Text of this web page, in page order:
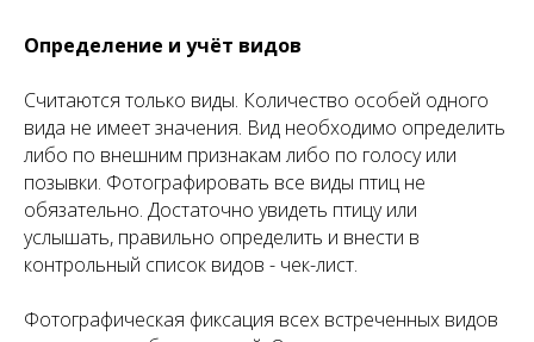
Определение и учёт видов
Считаются только виды. Количество особей одного
вида не имеет значения. Вид необходимо определить
либо по внешним признакам либо по голосу или
позывки. Фотографировать все виды птиц не
обязательно. Достаточно увидеть птицу или
услышать, правильно определить и внести в
контрольный список видов - чек-лист.
Фотографическая фиксация всех встреченных видов